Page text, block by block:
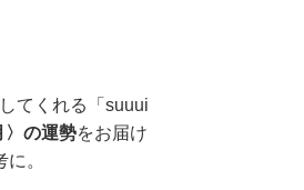
てくれる「suuui
〉の運勢をお届け
。